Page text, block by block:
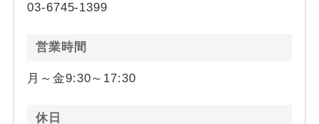
03-6745-1399
営業時間
月～金9:30～17:30
休日